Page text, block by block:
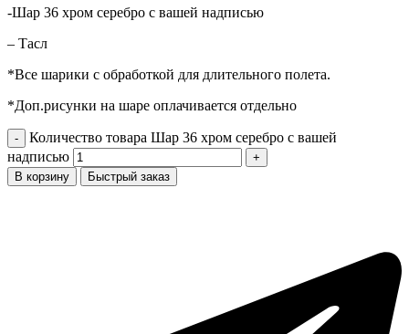
-Шар 36 хром серебро с вашей надписью
– Тасл
*Все шарики с обработкой для длительного полета.
*Доп.рисунки на шаре оплачивается отдельно
Количество товара Шар 36 хром серебро с вашей
надписью
В корзину Быстрый заказ